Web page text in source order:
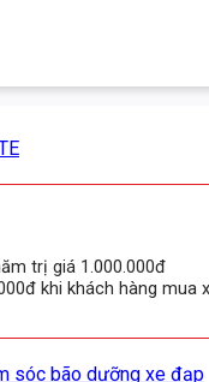
trị giá 1.000.000đ
khi khách hàng
sóc bão dưỡng xe đạp